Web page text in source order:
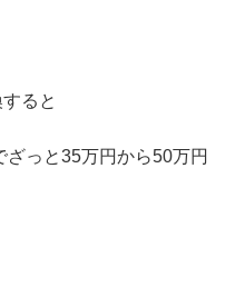
ると
っと35万円から50万円